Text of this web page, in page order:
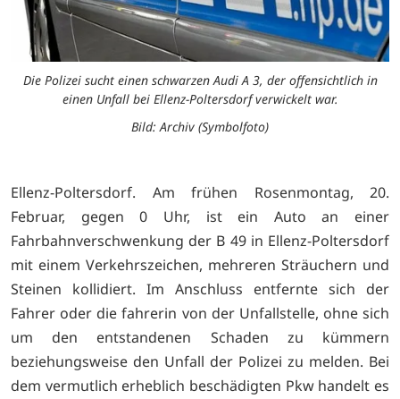
Die Polizei sucht einen schwarzen Audi A 3, der offensichtlich in
einen Unfall bei Ellenz-Poltersdorf verwickelt war.
Bild: Archiv (Symbolfoto)
Ellenz-Poltersdorf. Am frühen Rosenmontag, 20.
Februar, gegen 0 Uhr, ist ein Auto an einer
Fahrbahnverschwenkung der B 49 in Ellenz-Poltersdorf
mit einem Verkehrszeichen, mehreren Sträuchern und
Steinen kollidiert. Im Anschluss entfernte sich der
Fahrer oder die fahrerin von der Unfallstelle, ohne sich
um den entstandenen Schaden zu kümmern
beziehungsweise den Unfall der Polizei zu melden. Bei
dem vermutlich erheblich beschädigten Pkw handelt es